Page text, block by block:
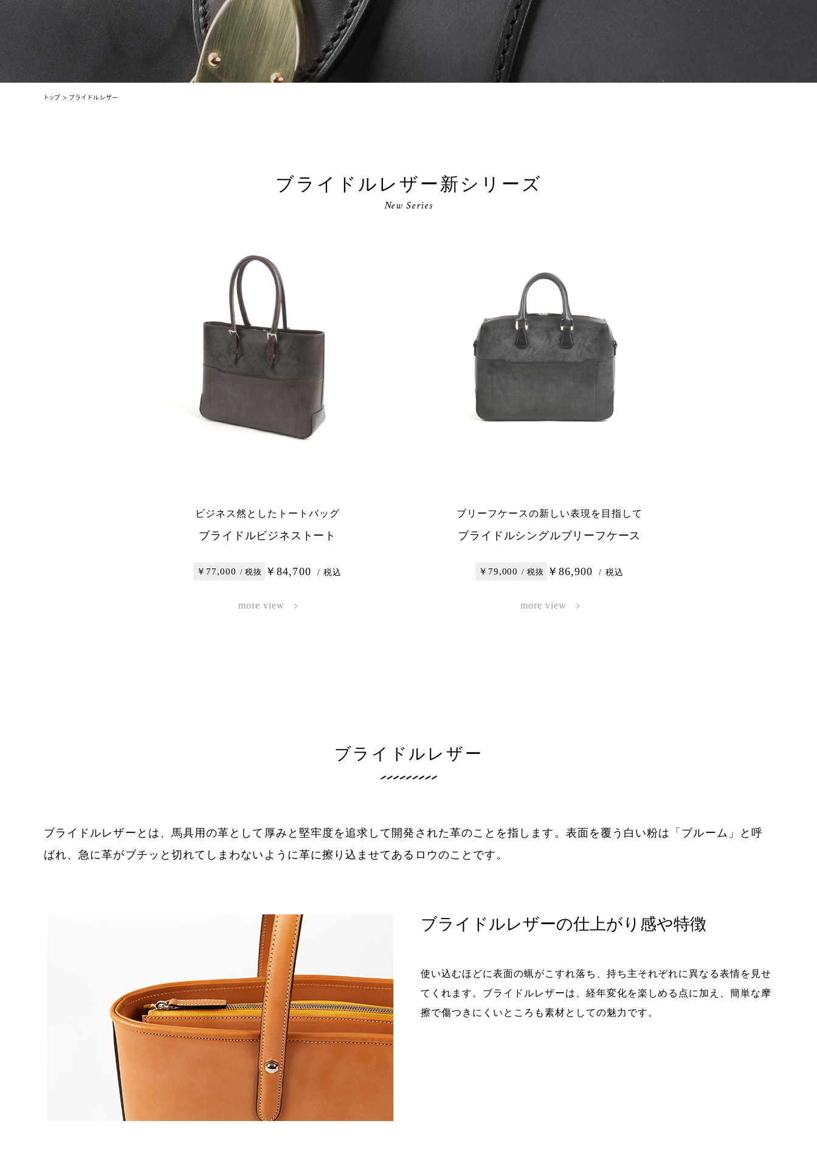
トップ ブライドルレザー
ブライドルレザー新シリーズ
New Series
ビジネス然としたトートバッグ
ブライドルビジネストート
￥84,700 / 税込
￥77,000 / 税抜
more view
ブリーフケースの新しい表現を目指して
ブライドルシングルブリーフケース
￥86,900 / 税込
￥79,000 / 税抜
more view
ブライドルレザー
ブライドルレザーとは、馬具用の革として厚みと堅牢度を追求して開発された革のことを指します。表面を覆う白い粉は「ブルーム」と呼
ばれ、急に革がブチッと切れてしまわないように革に擦り込ませてあるロウのことです。
ブライドルレザーの仕上がり感や特徴
使い込むほどに表面の蝋がこすれ落ち、持ち主それぞれに異なる表情を見せ
てくれます。ブライドルレザーは、経年変化を楽しめる点に加え、簡単な摩
擦で傷つきにくいところも素材としての魅力です。